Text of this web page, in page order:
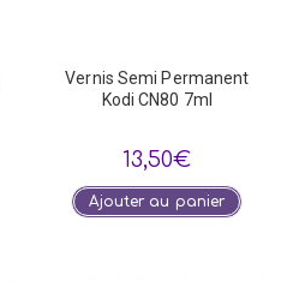
Vernis Semi Permanent
Kodi CN80 7ml
13,50€
Ajouter au panier